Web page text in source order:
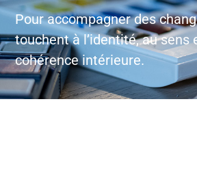
Pour accompagner des
touchent à l’identité, au sens
cohérence intérieure.